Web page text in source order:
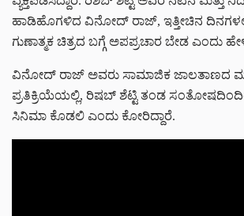
ಹಾಡಿಹೊಗಳಿದ ವಿನೋದ್ ರಾಜ್, ಇತ್ತೀಚಿನ
ಗುಣಾತ್ಮಕ ಚಿತ್ರದ ಬಗ್ಗೆ ಅಪಪ್ರಚಾರ ಬೇಡ ಎಂದು
ವಿನೋದ್ ರಾಜ್ ಅವರು ಸಾಮಾಜಿಕ ಜಾಲತಾಣದ
ಪ್ರತಿಕ್ರಿಯೆಯಲ್ಲಿ, ರಿಷಬ್ ಶೆಟ್ಟಿ ತಂಡ
ಸಿನಿಮಾ ಕೊಡಲಿ ಎಂದು ಕೋರಿದ್ದಾರೆ.